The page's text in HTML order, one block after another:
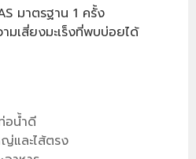
มาตรฐาน 1 ครั้ง
มเสี่ยงมะเร็งที่พบบ่อยได้
อน้ำดี
ญ่และไส้ตรง